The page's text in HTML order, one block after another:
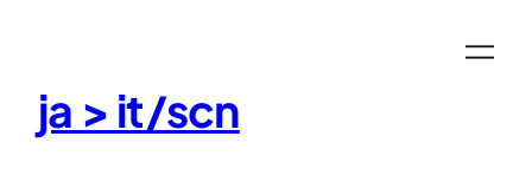
content
ja > it/scn